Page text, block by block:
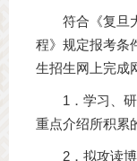
符合《复旦
程》规定报考条
生招生网上完成
1．学习、
重点介绍所积累
2．拟攻读